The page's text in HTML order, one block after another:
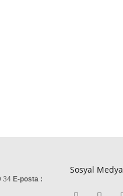
34 E-posta :
Sosyal Medya